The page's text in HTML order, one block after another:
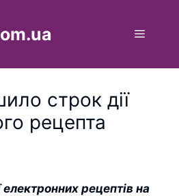
Меню
строк дії
рецепта
електронних рецептів на